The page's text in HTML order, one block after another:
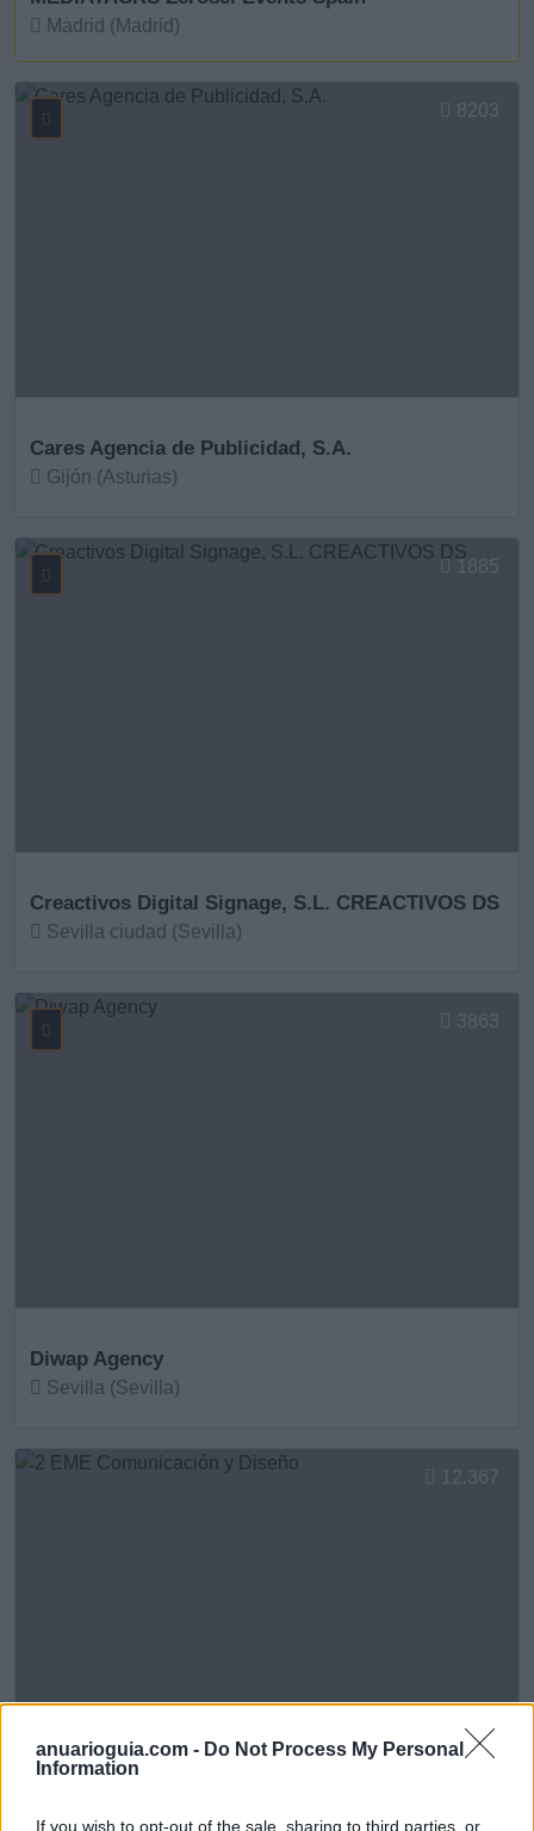
anuarioguia.com - Do Not Process My Personal
Information
If you wish to opt-out of the sale, sharing to third parties, or
Madrid (Madrid)
Cares Agencia de Publicidad, S.A.
Gijón (Asturias)
8203
Creactivos Digital Signage, S.L. CREACTIVOS DS
Sevilla ciudad (Sevilla)
1885
Diwap Agency
Sevilla (Sevilla)
3863
12.367